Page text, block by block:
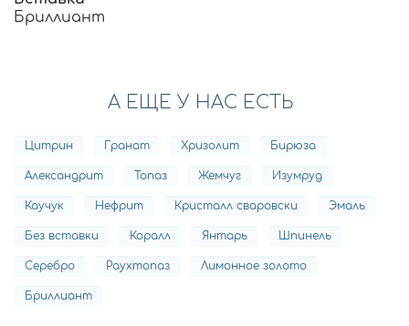
Бриллиант
А ЕЩЕ У НАС ЕСТЬ
Цитрин Гранат Хризолит Бирюза
Александрит Топаз Жемчуг Изумруд
Каучук Нефрит Кристалл сваровски Эмаль
Без вставки Коралл Янтарь Шпинель
Серебро Раухтопаз Лимонное золото
Бриллиант